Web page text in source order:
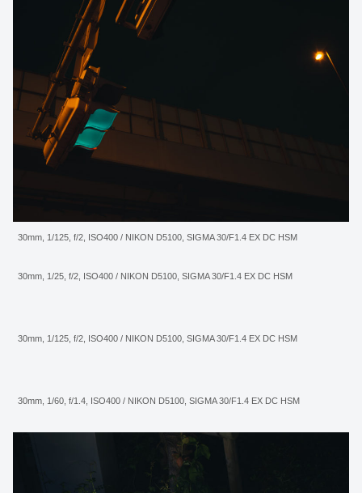
30mm, 1/125, f/2, ISO400 / NIKON D5100, SIGMA 30/F1.4 EX DC HSM
30mm, 1/25, f/2, ISO400 / NIKON D5100, SIGMA 30/F1.4 EX DC HSM
30mm, 1/125, f/2, ISO400 / NIKON D5100, SIGMA 30/F1.4 EX DC HSM
30mm, 1/60, f/1.4, ISO400 / NIKON D5100, SIGMA 30/F1.4 EX DC HSM